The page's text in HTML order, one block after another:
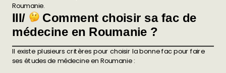
Roumanie.
III/
Comment choisir sa fac de
médecine en Roumanie ?
Il existe plusieurs critères pour choisir la bonne fac pour faire
ses études de médecine en Roumanie :